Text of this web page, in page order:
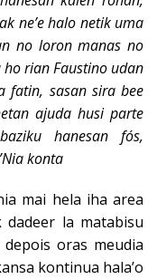
ne’e halo netik uma
no loron manas no
ho rian Faustino udan
fatin, sasan sira bee
ajuda husi parte
hanesan fós,
konta
mai hela iha area
la matabisu
oras meudia
kontinua hala’o